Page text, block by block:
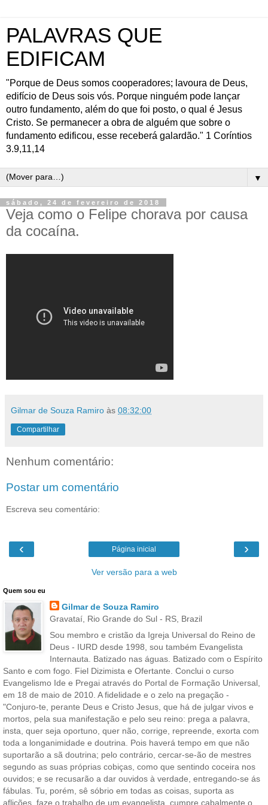
PALAVRAS QUE
EDIFICAM
"Porque de Deus somos cooperadores; lavoura de Deus,
edifício de Deus sois vós. Porque ninguém pode lançar
outro fundamento, além do que foi posto, o qual é Jesus
Cristo. Se permanecer a obra de alguém que sobre o
fundamento edificou, esse receberá galardão." 1 Coríntios
3.9,11,14
▼
sábado, 24 de fevereiro de 2018
Veja como o Felipe chorava por causa
da cocaína.
Gilmar de Souza Ramiro às 08:32:00
Compartilhar
Nenhum comentário:
Postar um comentário
Escreva seu comentário:
‹ ›
Página inicial
Ver versão para a web
Quem sou eu
Gilmar de Souza Ramiro
Gravataí, Rio Grande do Sul - RS, Brazil
Sou membro e cristão da Igreja Universal do Reino de
Deus - IURD desde 1998, sou também Evangelista
Internauta. Batizado nas águas. Batizado com o Espírito
Santo e com fogo. Fiel Dizimista e Ofertante. Conclui o curso
Evangelismo Ide e Pregai através do Portal de Formação Universal,
em 18 de maio de 2010. A fidelidade e o zelo na pregação -
"Conjuro-te, perante Deus e Cristo Jesus, que há de julgar vivos e
mortos, pela sua manifestação e pelo seu reino: prega a palavra,
insta, quer seja oportuno, quer não, corrige, repreende, exorta com
toda a longanimidade e doutrina. Pois haverá tempo em que não
suportarão a sã doutrina; pelo contrário, cercar-se-ão de mestres
segundo as suas próprias cobiças, como que sentindo coceira nos
ouvidos; e se recusarão a dar ouvidos à verdade, entregando-se ás
fábulas. Tu, porém, sê sóbrio em todas as coisas, suporta as
aflições, faze o trabalho de um evangelista, cumpre cabalmente o